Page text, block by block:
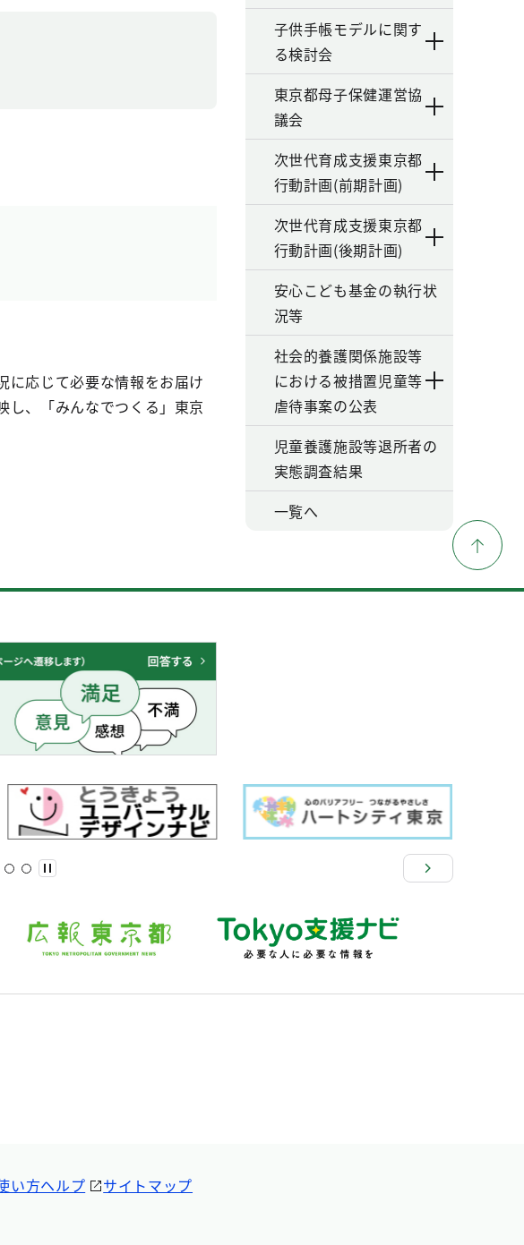
に応じて必要な情報をお届け
し、「みんなでつくる」東京
子供手帳モデルに関す
る検討会
東京都母子保健運営協
議会
次世代育成支援東京都
行動計画(前期計画)
次世代育成支援東京都
行動計画(後期計画)
安心こども基金の執行状
況等
社会的養護関係施設等
における被措置児童等
虐待事案の公表
児童養護施設等退所者の
実態調査結果
一覧へ
い方ヘルプ サイトマップ